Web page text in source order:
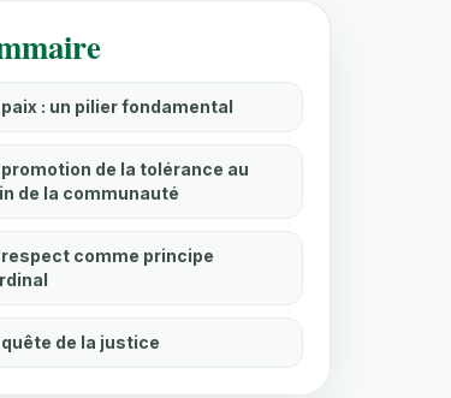
paix : un pilier fondamental
promotion de la tolérance au
de la communauté
respect comme principe
quête de la justice